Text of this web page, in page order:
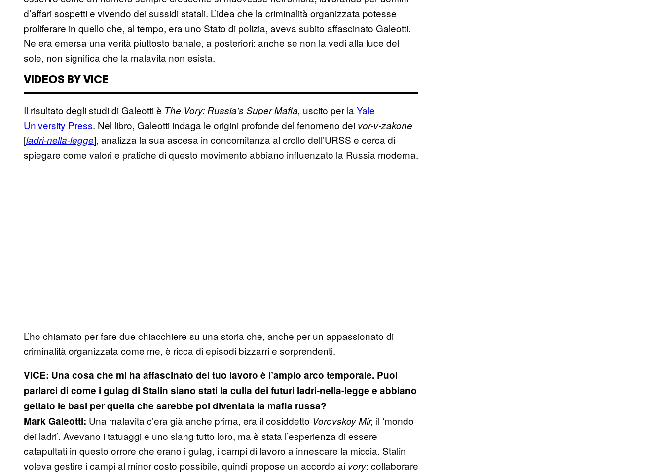
d’affari sospetti e vivendo dei sussidi statali. L’idea che la criminalità organizzata potesse
proliferare in quello che, al tempo, era uno Stato di polizia, aveva subito affascinato Galeotti.
Ne era emersa una verità piuttosto banale, a posteriori: anche se non la vedi alla luce del
sole, non significa che la malavita non esista.
VIDEOS BY VICE
Il risultato degli studi di Galeotti è The Vory: Russia’s Super Mafia, uscito per la Yale
University Press. Nel libro, Galeotti indaga le origini profonde del fenomeno dei vor-v-zakone
[ladri-nella-legge], analizza la sua ascesa in concomitanza al crollo dell’URSS e cerca di
spiegare come valori e pratiche di questo movimento abbiano influenzato la Russia moderna.
L’ho chiamato per fare due chiacchiere su una storia che, anche per un appassionato di
criminalità organizzata come me, è ricca di episodi bizzarri e sorprendenti.
VICE: Una cosa che mi ha affascinato del tuo lavoro è l’ampio arco temporale. Puoi
parlarci di come i gulag di Stalin siano stati la culla dei futuri ladri-nella-legge e abbiano
gettato le basi per quella che sarebbe poi diventata la mafia russa?
Mark Galeotti: Una malavita c’era già anche prima, era il cosiddetto Vorovskoy Mir, il ‘mondo
dei ladri’. Avevano i tatuaggi e uno slang tutto loro, ma è stata l’esperienza di essere
catapultati in questo orrore che erano i gulag, i campi di lavoro a innescare la miccia. Stalin
voleva gestire i campi al minor costo possibile, quindi propose un accordo ai vory: collaborare